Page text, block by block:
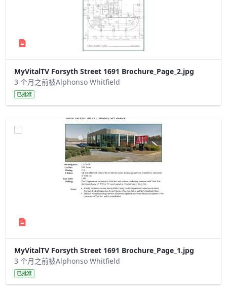
MyVitalTV Forsyth Street 1691 Brochure_Page_2.jpg
3 个月之前被Alphonso Whitfield
已批准
MyVitalTV Forsyth Street 1691 Brochure_Page_1.jpg
3 个月之前被Alphonso Whitfield
已批准